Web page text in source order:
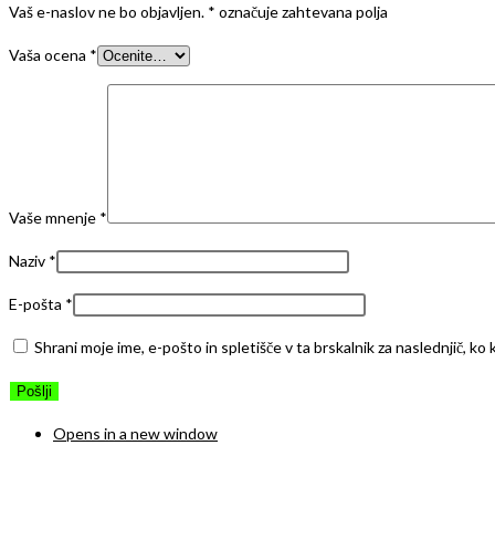
Vaš e-naslov ne bo objavljen. * označuje zahtevana polja
Vaša ocena *
Vaše mnenje *
Naziv *
E-pošta *
Shrani moje ime, e-pošto in spletišče v ta brskalnik za naslednjič, ko
Opens in a new window